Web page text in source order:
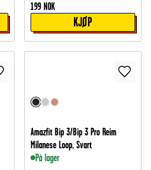
199 NOK
KJØP
Amazfit Bip 3/Bip 3 Pro Reim
Milanese Loop, Svart
På lager